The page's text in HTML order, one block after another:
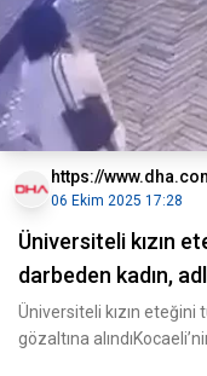
https://
06 Ekim 2025 17:28
Üniversiteli kızın
darbeden kadın,
Üniversiteli kızın
gözaltına